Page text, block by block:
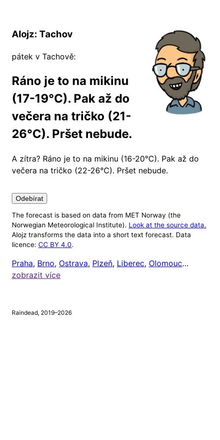
Alojz: Tachov
pátek v Tachově:
Ráno je to na mikinu
(17-19°C). Pak až do
večera na tričko (21-
26°C). Pršet nebude.
A zítra? Ráno je to na mikinu (16-20°C). Pak až do
večera na tričko (22-26°C). Pršet nebude.
Odebírat
Nastavení
Alojz v tuto chvíli ignoruje počasí mimo 8:00 až
venku počasí, když jsou zrovna doma). Čas odeslání
upozornění si ale můžete nastavit níže.
Chci dostávat upozornění na
The forecast is based on data from MET Norway (the
Norwegian Meteorological Institute). Look at the source data.
Alojz transforms the data into a short text forecast. Data
licence: CC BY 4.0.
Praha, Brno, Ostrava, Plzeň, Liberec, Olomouc…
zobrazit více
Raindead, 2019–2026